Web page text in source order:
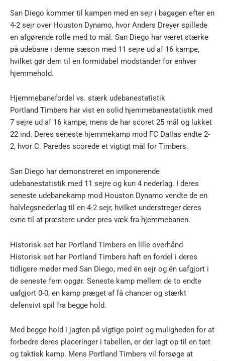
San Diego kommer til kampen med en sejr i bagagen efter en
4-2 sejr over Houston Dynamo, hvor Anders Dreyer spillede
en afgørende rolle med to mål. San Diego har været stærke
på udebane i denne sæson med 11 sejre ud af 16 kampe,
hvilket gør dem til en formidabel modstander for enhver
hjemmehold.
Hjemmebanefordel vs. stærk udebanestatistik
Portland Timbers har vist en solid hjemmebanestatistik med
7 sejre ud af 16 kampe, mens de har scoret 25 mål og lukket
22 ind. Deres seneste hjemmekamp mod FC Dallas endte 2-
2, hvor C. Paredes scorede et vigtigt mål for Timbers.
San Diego har demonstreret en imponerende
udebanestatistik med 11 sejre og kun 4 nederlag. I deres
seneste udebanekamp mod Houston Dynamo vendte de en
halvlegsnederlag til en 4-2 sejr, hvilket understreger deres
evne til at præstere under pres væk fra hjemmebanen.
Historisk set har Portland Timbers en lille overhånd
Historisk set har Portland Timbers haft en fordel i deres
tidligere møder med San Diego, med én sejr og én uafgjort i
de seneste fem opgør. Seneste kamp mellem de to endte
uafgjort 0-0, en kamp præget af få chancer og stærkt
defensivt spil fra begge hold.
Med begge hold i jagten på vigtige point og muligheden for at
forbedre deres placeringer i tabellen, er der lagt op til en tæt
og taktisk kamp. Mens Portland Timbers vil forsøge at